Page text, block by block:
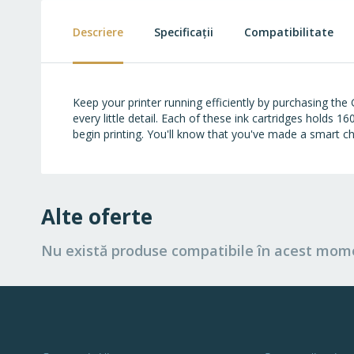
images
Descriere
Keep your printer running efficiently by purchasing
every little detail. Each of these ink cartridges holds
begin printing. You'll know that you've made a smart
Specificații Compatibilitate
Alte oferte
Nu există produse compatibile în acest